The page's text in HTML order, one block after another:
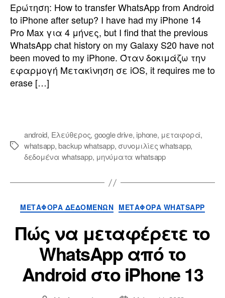
Ερώτηση: How to transfer WhatsApp from Android
to iPhone after setup? I have had my iPhone 14
Pro Max για 4 μήνες, but I find that the previous
WhatsApp chat history on my Galaxy S20 have not
been moved to my iPhone. Όταν δοκιμάζω την
εφαρμογή Μετακίνηση σε iOS, it requires me to
erase […]
android, Ελεύθερος, google drive, iphone, μεταφορά,
whatsapp,backup whatsapp, συνομιλίες whatsapp,
δεδομένα whatsapp, μηνύματα whatsapp
ΜΕΤΑΦΟΡΆ ΔΕΔΟΜΈΝΩΝ ΜΕΤΑΦΟΡΆ WHATSAPP
Πώς να μεταφέρετε το
WhatsApp από το
Android στο iPhone 13